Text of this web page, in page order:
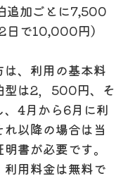
加ごとに7,500
日で10,000円）
、利用の基本料
型は2，500円、そ
、4月から6月に利
以降の場合は当
書が必要です。
用料金は無料で